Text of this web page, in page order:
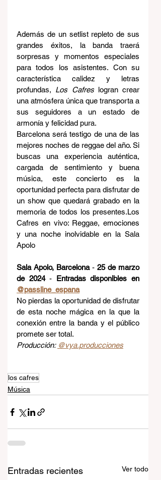
Además de un setlist repleto de sus
grandes éxitos, la banda traerá
sorpresas y momentos especiales
para todos los asistentes. Con su
característica calidez y letras
profundas, Los Cafres logran crear
una atmósfera única que transporta a
sus seguidores a un estado de
armonía y felicidad pura.
Barcelona será testigo de una de las
mejores noches de reggae del año. Si
buscas una experiencia auténtica,
cargada de sentimiento y buena
música, este concierto es la
oportunidad perfecta para disfrutar de
un show que quedará grabado en la
memoria de todos los presentes.Los
Cafres en vivo: Reggae, emociones
y una noche inolvidable en la Sala
Apolo
Sala Apolo, Barcelona - 25 de marzo
de 2024 -
@passline_espana
No pierdas la oportunidad de disfrutar
de esta noche mágica en la que la
conexión entre la banda y el público
promete ser total.
Producción: @vya.producciones
los cafres
Música
Entradas recientes Ver todo